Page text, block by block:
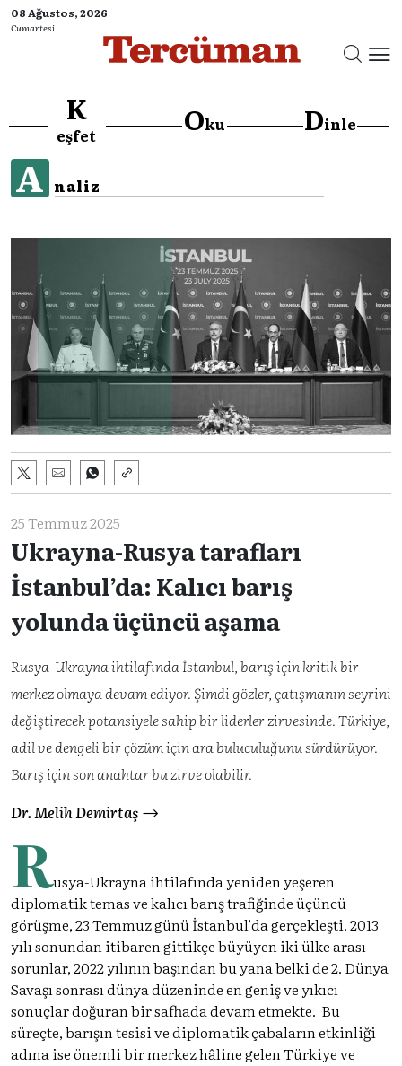
08 Ağustos, 2026
Cumartesi
K
eşfet Oku Dinle
A naliz
25 Temmuz 2025
Ukrayna-Rusya tarafları
İstanbul’da: Kalıcı barış
yolunda üçüncü aşama
Rusya-Ukrayna ihtilafında İstanbul, barış için kritik bir
merkez olmaya devam ediyor. Şimdi gözler, çatışmanın seyrini
değiştirecek potansiyele sahip bir liderler zirvesinde. Türkiye,
adil ve dengeli bir çözüm için ara buluculuğunu sürdürüyor.
Barış için son anahtar bu zirve olabilir.
Dr. Melih Demirtaş
Rusya-Ukrayna ihtilafında yeniden yeşeren
diplomatik temas ve kalıcı barış trafiğinde üçüncü
görüşme, 23 Temmuz günü İstanbul’da gerçekleşti. 2013
yılı sonundan itibaren gittikçe büyüyen iki ülke arası
sorunlar, 2022 yılının başından bu yana belki de 2. Dünya
Savaşı sonrası dünya düzeninde en geniş ve yıkıcı
sonuçlar doğuran bir safhada devam etmekte. Bu
süreçte, barışın tesisi ve diplomatik çabaların etkinliği
adına ise önemli bir merkez hâline gelen Türkiye ve